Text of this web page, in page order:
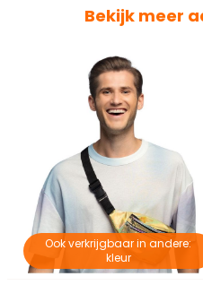
Bekijk meer
Ook verkrijgbaar in andere:
kleur